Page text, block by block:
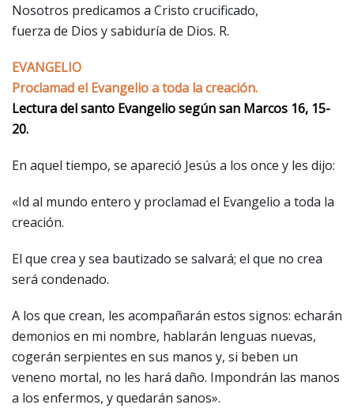
Nosotros predicamos a Cristo crucificado,
fuerza de Dios y sabiduría de Dios. R.
EVANGELIO
Proclamad el Evangelio a toda la creación.
Lectura del santo Evangelio según san Marcos 16, 15-
20.
En aquel tiempo, se apareció Jesús a los once y les dijo:
«Id al mundo entero y proclamad el Evangelio a toda la
creación.
El que crea y sea bautizado se salvará; el que no crea
será condenado.
A los que crean, les acompañarán estos signos: echarán
demonios en mi nombre, hablarán lenguas nuevas,
cogerán serpientes en sus manos y, si beben un
veneno mortal, no les hará daño. Impondrán las manos
a los enfermos, y quedarán sanos».